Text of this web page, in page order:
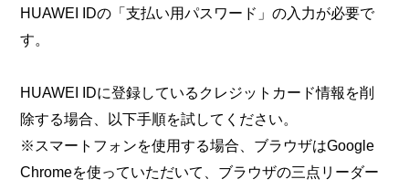
HUAWEI IDの「支払い用パスワード」の入力が必要で
す。
HUAWEI IDに登録しているクレジットカード情報を削
除する場合、以下手順を試してください。
※スマートフォンを使用する場合、 ブラウザはGoogle
Chromeを使っていただいて、ブラウザの三点リーダー